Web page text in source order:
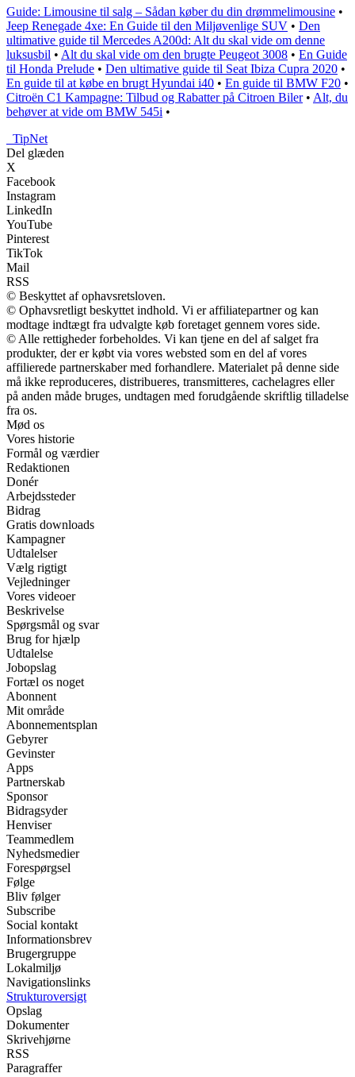
Guide: Limousine til salg – Sådan køber du din drømmelimousine •
Jeep Renegade 4xe: En Guide til den Miljøvenlige SUV • Den
ultimative guide til Mercedes A200d: Alt du skal vide om denne
luksusbil • Alt du skal vide om den brugte Peugeot 3008 • En Guide
til Honda Prelude • Den ultimative guide til Seat Ibiza Cupra 2020 •
En guide til at købe en brugt Hyundai i40 • En guide til BMW F20 •
Citroën C1 Kampagne: Tilbud og Rabatter på Citroen Biler• Alt, du
behøver at vide om BMW 545i •
TipNet
Del glæden
X
Facebook
Instagram
LinkedIn
YouTube
Pinterest
TikTok
Mail
RSS
© Beskyttet af ophavsretsloven.
© Ophavsretligt beskyttet indhold. Vi er affiliatepartner og kan
modtage indtægt fra udvalgte køb foretaget gennem vores side.
© Alle rettigheder forbeholdes. Vi kan tjene en del af salget fra
produkter, der er købt via vores websted som en del af vores
affilierede partnerskaber med forhandlere. Materialet på denne side
må ikke reproduceres, distribueres, transmitteres, cachelagres eller
på anden måde bruges, undtagen med forudgående skriftlig tilladelse
fra os.
Mød os
Vores historie
Formål og værdier
Redaktionen
Donér
Arbejdssteder
Bidrag
Gratis downloads
Kampagner
Udtalelser
Vælg rigtigt
Vejledninger
Vores videoer
Beskrivelse
Spørgsmål og svar
Brug for hjælp
Udtalelse
Jobopslag
Fortæl os noget
Abonnent
Mit område
Abonnementsplan
Gebyrer
Gevinster
Apps
Partnerskab
Sponsor
Bidragsyder
Henviser
Teammedlem
Nyhedsmedier
Forespørgsel
Følge
Bliv følger
Subscribe
Social kontakt
Informationsbrev
Brugergruppe
Lokalmiljø
Navigationslinks
Strukturoversigt
Opslag
Dokumenter
Skrivehjørne
RSS
Paragraffer